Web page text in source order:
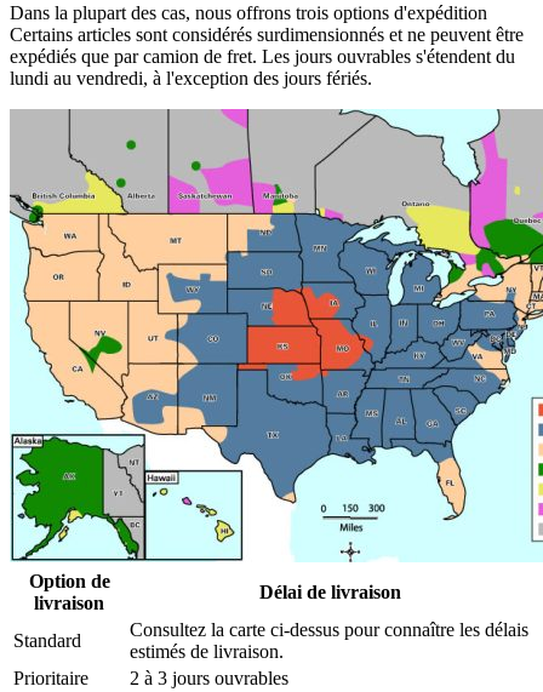
Dans la plupart des cas, nous offrons trois options d'expédition
Certains articles sont considérés surdimensionnés et ne peuvent être
expédiés que par camion de fret. Les jours ouvrables s'étendent du
lundi au vendredi, à l'exception des jours fériés.
Option de
livraison
Délai de livraison
Standard
Consultez la carte ci-dessus pour connaître les délais
estimés de livraison.
Prioritaire
2 à 3 jours ouvrables